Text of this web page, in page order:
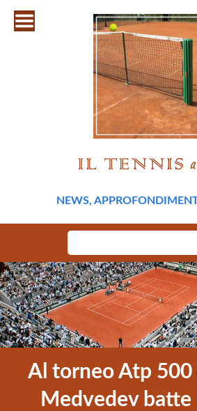
NEWS,
per:
Al torneo Atp 500
Medvedev batte